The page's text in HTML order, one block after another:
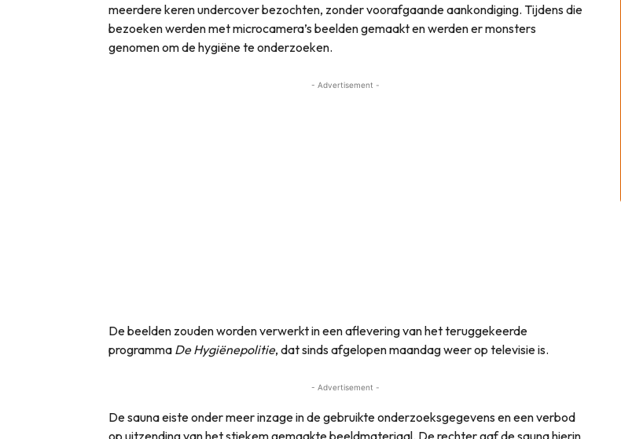
meerdere keren undercover bezochten, zonder voorafgaande aankondiging. Tijdens die
bezoeken werden met microcamera’s beelden gemaakt en werden er monsters
genomen om de hygiëne te onderzoeken.
- Advertisement -
De beelden zouden worden verwerkt in een aflevering van het teruggekeerde
programma De Hygiënepolitie, dat sinds afgelopen maandag weer op televisie is.
- Advertisement -
De sauna eiste onder meer inzage in de gebruikte onderzoeksgegevens en een verbod